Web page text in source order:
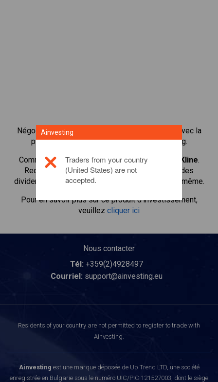
Négocier plus de 1 000 actions internationales avec la
plateforme de négociation CFD de Ainvesting.
Commencer à négocier les CFD enGlaxoSmithKline.
Recevoir des cotes en temps réel et recevoir des
dividendes comme si vous déteniez l'action elle-même.
Pour en savoir plus sur ce produit d'investissement,
veuillez cliquer ici
Nous contacter
Tél: +359(2)4928497
Courriel: support@ainvesting.eu
Residents of your country are not permitted to register to trade with
Ainvesting.
Ainvesting est une marque déposée de Up Trend LTD, une société
enregistrée en Bulgarie sous le numéro UIC/PIC 121527003, dont le siège
Ainvesting
Traders from your country
(United States) are not
accepted.